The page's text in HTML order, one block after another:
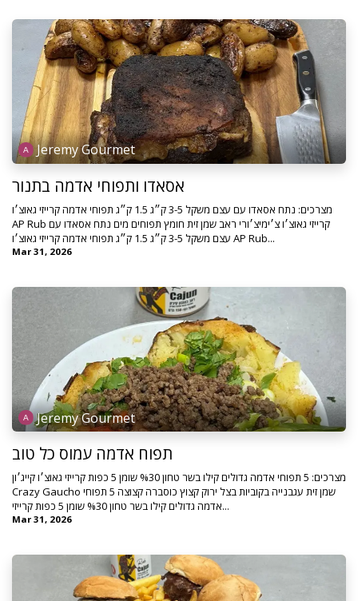
Jeremy Gourmet
אסאדו ותפוחי אדמה בתנור
מצרכים: נתח אסאדו עם עצם משקל 3-5 ק״ג 1.5 ק״ג תפוחי אדמה קרייזי גאוצ׳ו
AP Rub קרייזי גאוצ׳ו צ׳ימיצ׳ורי ראב שמן זית חומץ תפוחים מים נתח אסאדו עם
עצם משקל 3-5 ק״ג 1.5 ק״ג תפוחי אדמה קרייזי גאוצ׳ו AP Rub...
Mar 31, 2026
Jeremy Gourmet
תפוח אדמה עמוס כל טוב
מצרכים: 5 תפוחי אדמה גדולים קילו בשר טחון %30 שומן 5 כפות קרייזי גאוצ׳ו קייג׳ון
Crazy Gaucho שמן זית עגבנייה בקוביות בצל ירוק קצוץ כוסברה קצוצה 5 תפוחי
אדמה גדולים קילו בשר טחון %30 שומן 5 כפות קרייזי...
Mar 31, 2026